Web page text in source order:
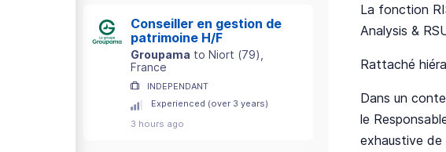
Conseiller en gestion de
patrimoine H/F
Groupama to Niort (79)
France
INDEPENDANT
Experienced (over 3 years)
3 hours ago
La fonction
Analysis &
Rattaché
Dans un
le
exhaustive de